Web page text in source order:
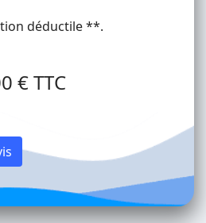
déductile **.
€ TTC